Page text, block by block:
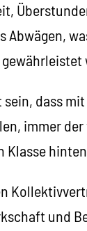
Abwägen,
dass
immer
und